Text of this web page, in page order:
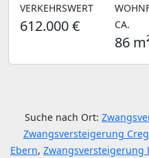
VERKEHRSWERT
612.000 €
CA.
86
Suche nach Ort:
Zwangsversteigerung
Ebern, Zwangsversteigerung